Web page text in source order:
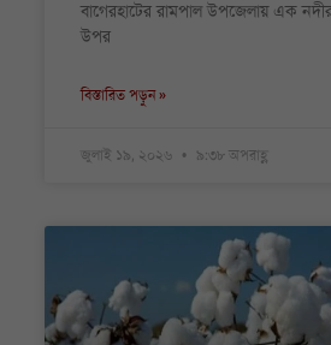
বাগেরহাটের রামপাল উপজেলায় এক
উপর
বিস্তারিত পড়ুন »
জুলাই ১৯, ২০২৬ ৯:৩৮ অপরাহ্ণ